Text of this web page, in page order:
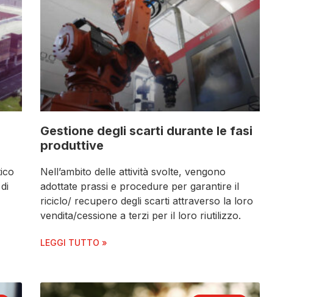
Gestione degli scarti durante le fasi
produttive
Nell’ambito delle attività svolte, vengono
adottate prassi e procedure per garantire il
riciclo/ recupero degli scarti attraverso la loro
vendita/cessione a terzi per il loro riutilizzo.
LEGGI TUTTO »